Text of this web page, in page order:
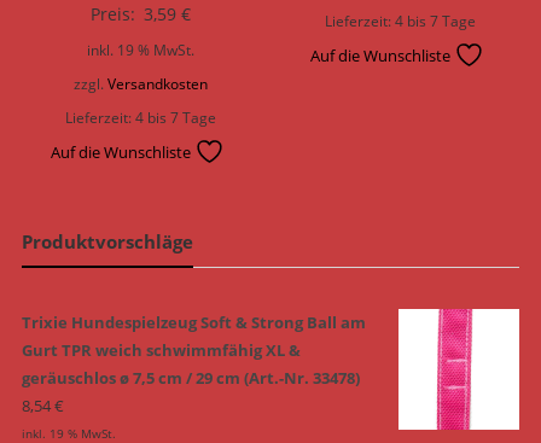
Preis: 3,59€
inkl. 19 % MwSt.
zzgl.Versandkosten
Lieferzeit:4 bis 7 Tage
Auf die Wunschliste
Lieferzeit:4 bis 7 Tage
Auf die Wunschliste
Produktvorschläge
Trixie Hundespielzeug Soft & Strong Ball am
Gurt TPR weich schwimmfähig XL &
geräuschlos ø 7,5 cm / 29 cm (Art.-Nr. 33478)
8,54€
inkl. 19 % MwSt.